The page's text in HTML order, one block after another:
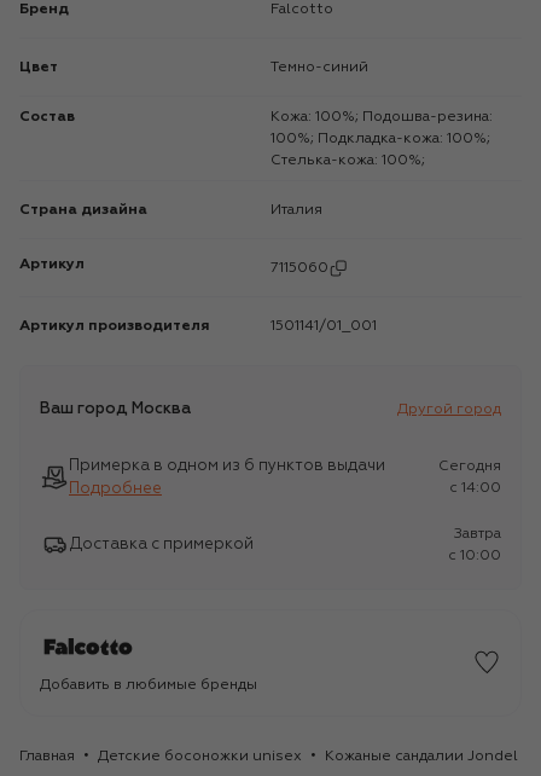
Бренд Falcotto
Цвет Темно-синий
Состав
Кожа: 100%; Подошва-резина:
100%; Подкладка-кожа: 100%;
Стелька-кожа: 100%;
Страна дизайна Италия
Артикул 7115060
Артикул производителя 1501141/01_001
Ваш город Москва Другой город
Примерка в одном из 6 пунктов выдачи
Подробнее
Сегодня
c 14:00
Доставка с примеркой
Завтра
c 10:00
Добавить в любимые бренды
Главная Детские босоножки unisex Кожаные сандалии Jondel